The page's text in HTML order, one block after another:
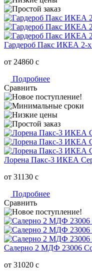
Гардероб Пакс ИКЕА 2-
от 24860 c
Подробнее
Сравнить
Лорена Пакс-3 ИКЕА
от 31130 c
Подробнее
Сравнить
Салерно 2 МДФ 23006
от 31020 c